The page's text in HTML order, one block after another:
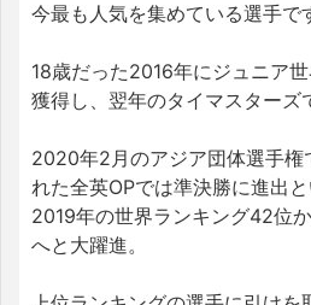
今最も人気を集めている選手で
18歳だった2016年にジュニア
獲得し、翌年のタイマスターズ
2020年2月のアジア団体選手権
れた全英OPでは準決勝に進出と
2019年の世界ランキング42位
へと大躍進。